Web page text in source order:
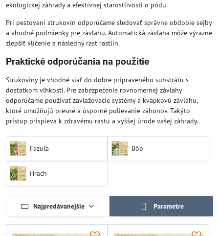
ekologickej záhrady a efektívnej starostlivosti o pôdu.
Pri pestovaní strukovín odporúčame sledovať správne obdobie sejby
a vhodné podmienky pre závlahu. Automatická závlaha môže výrazne
zlepšiť klíčenie a následný rast rastlín.
Praktické odporúčania na použitie
Strukoviny je vhodné siať do dobre pripraveného substrátu s
dostatkom vlhkosti. Pre zabezpečenie rovnomernej závlahy
odporúčame používať zavlažovacie systémy a kvapkovú závlahu,
ktoré umožňujú presné a úsporné polievanie záhonov. Takýto
prístup prispieva k zdravému rastu a vyššej úrode vašej záhrady.
Fazuľa Bôb
Hrach
Najpredávanejšie Parametre